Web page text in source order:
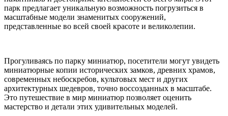
парк предлагает уникальную возможность погрузиться в
масштабные модели знаменитых сооружений,
представленные во всей своей красоте и великолепии.
Прогуливаясь по парку миниатюр, посетители могут увидеть
миниатюрные копии исторических замков, древних храмов,
современных небоскребов, культовых мест и других
архитектурных шедевров, точно воссозданных в масштабе.
Это путешествие в мир миниатюр позволяет оценить
мастерство и детали этих удивительных моделей.